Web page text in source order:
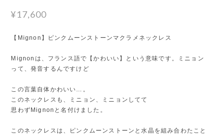
¥17,600
【Mignon】ピンクムーンストーンマクラメネックレス
Mignonは、フランス語で【かわいい】という意味です。ミニョン
って、発音するんですけど
この言葉自体かわいい…。
このネックレスも、ミニョン、ミニョンしてて
思わずMignonと名付けました。
このネックレスは、ピンクムーンストーンと水晶を組み合わたこと